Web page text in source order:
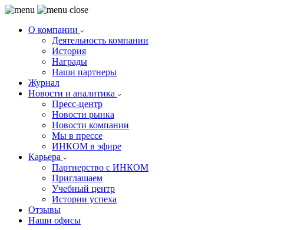
О компании
Деятельность компании
История
Награды
Наши партнеры
Журнал
Новости и аналитика
Пресс-центр
Новости рынка
Новости компании
Мы в прессе
ИНКОМ в эфире
Карьера
Партнерство с ИНКОМ
Приглашаем
Учебный центр
Истории успеха
Отзывы
Наши офисы